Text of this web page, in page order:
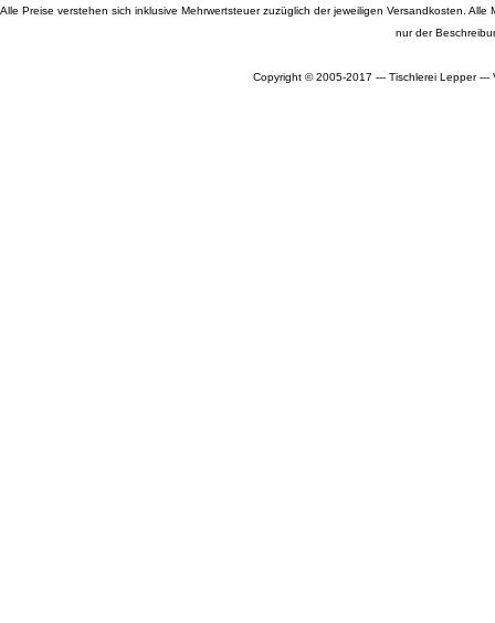
Alle Preise verstehen sich inklusive Mehrwertsteuer zuzüglich der jeweiligen Versandkosten.
nur der
Copyright © 2005-2017 --- Tischlerei Lepper